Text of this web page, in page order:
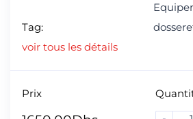
Tag:
voir tous les détails
Prix